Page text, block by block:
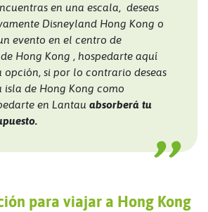
en una escala, deseas
Disneyland Hong Kong o
evento en el centro de
Hong Kong , hospedarte aquí
opción, si por lo contrario deseas
de Hong Kong como
en Lantau absorberá tu
para viajar a Hong Kong